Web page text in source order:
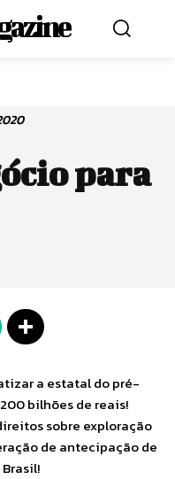
para
a estatal do pré-
bilhões de reais!
sobre exploração
de antecipação de